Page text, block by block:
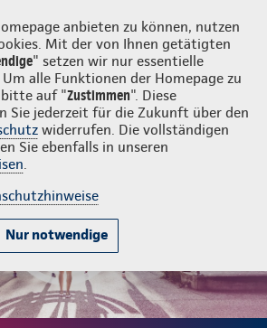
anbieten zu können, nutzen
Mit der von Ihnen getätigten
" setzen wir nur essentielle
alle Funktionen der Homepage zu
bitte auf "Zustimmen". Diese
Sie jederzeit für die Zukunft über den
widerrufen. Die vollständigen
Sie ebenfalls in unseren
.
Nur notwendige
Login
Leistungen Wissenswertes Beratung &